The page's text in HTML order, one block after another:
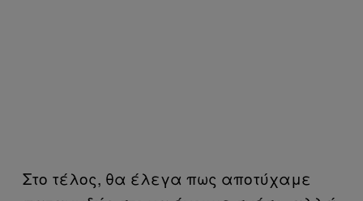
Στο τέλος, θα έλεγα πως αποτύχαμε